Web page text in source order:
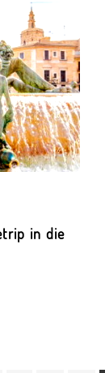
in die